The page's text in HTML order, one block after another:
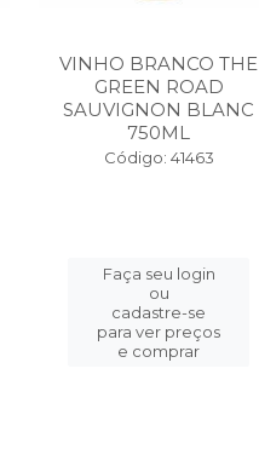
VINHO BRANCO THE
GREEN ROAD
SAUVIGNON BLANC
750ML
Código: 41463
Faça seu login
ou
cadastre-se
para ver preços
e comprar